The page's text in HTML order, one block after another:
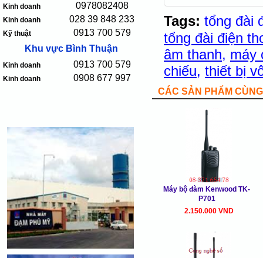
Kinh doanh 0978082408
Kinh doanh 028 39 848 233
Kỹ thuật
0913 700 579
Khu vực Bình Thuận
Kinh doanh 0913 700 579
Kinh doanh 0908 677 997
Tags: tổng đài
tổng đài điện
âm thanh, máy
chiếu, thiết bị
CÁC SẢN PHẨM
Máy bộ đàm Kenwood TK-
P701
2.150.000 VND